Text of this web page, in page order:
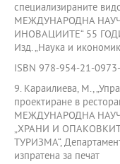
специализираните
МЕЖДУНАРОДНА
ИНОВАЦИИТЕ“ 55
Изд. „Наука и
ISBN 978-954-21-
9. Караилиева, М.,
проектиране в
МЕЖДУНАРОДНА
„ХРАНИ И
ТУРИЗМА“,
изпратена за печат